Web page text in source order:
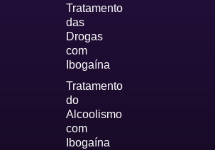
Tratamento
das
Drogas
com
Ibogaína
Tratamento
do
Alcoolismo
com
Ibogaína